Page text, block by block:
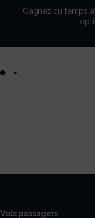
Gagnez du temps
Vols passagers